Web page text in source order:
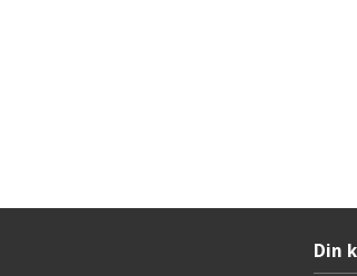
Din